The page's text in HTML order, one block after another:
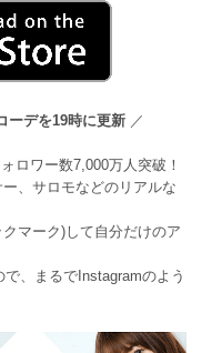
ーデを19時に更新 ／
ロワー数7,000万人突破！
、サロモなどのリアルな
マーク)して自分だけのア
、まるでInstagramのよう